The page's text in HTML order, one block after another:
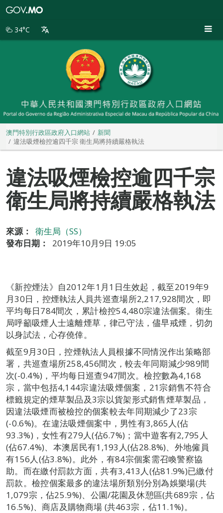
別
34°C
澳門特別行政區政府入口網站
新聞
違法吸煙檢控逾四千宗 衛生局將持續嚴格執法
違法吸煙檢控逾四千宗
衛生局將持續嚴格執法
來源：
衛生局（SS）
發布日期：
2019年10月9日 19:05
《新控煙法》自2012年1月1日生效起，截至2019年9
月30日，控煙執法人員共巡查場所2,217,928間次，即
平均每日784間次，累計檢控54,480宗違法個案。衛生
局呼籲吸煙人士遠離煙草，律己守法，儘早戒煙，切勿
以身試法，心存僥倖。
截至9月30日，控煙執法人員根據不同情況作出策略部
署，共巡查場所258,456間次，較去年同期減少989間
次(-0.4%)，平均每日巡查947間次。檢控數為4,168
宗，當中包括4,144宗違法吸煙個案，21宗銷售不符合
標籤規定的煙草製品及3宗以貨架形式銷售煙草製品，
因違法吸煙而被檢控的個案較去年同期減少了23宗
(-0.6%)。在違法吸煙個案中，男性有3,865人(佔
93.3%)，女性有279人(佔6.7%)；當中遊客有2,795人
(佔67.4%)、本澳居民有1,193人(佔28.8%)、外地僱員
有156人(佔3.8%)。此外，有84宗個案需召喚警察協
助。而在繳付罰款方面，共有3,413人(佔81.9%)已繳付
罰款。檢控個案最多的違法場所類別分別為娛樂場(共
1,079宗，佔25.9%)、公園/花園及休憩區(共689宗，佔
16.5%)、商店及購物商場 (共463宗，佔11.1%)。